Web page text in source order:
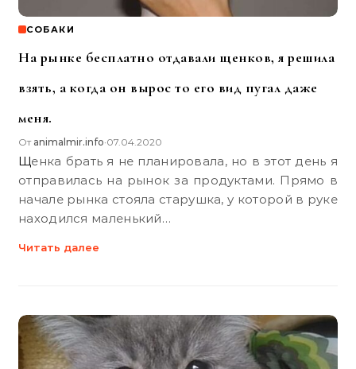
СОБАКИ
На рынке бесплатно отдавали щенков, я решила
взять, а когда он вырос то его вид пугал даже
меня.
От animalmir.info•07.04.2020
Щенка брать я не планировала, но в этот день я
отправилась на рынок за продуктами. Прямо в
начале рынка стояла старушка, у которой в руке
находился маленький…
Читать далее